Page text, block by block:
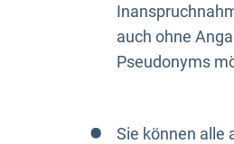
auch ohne
Pseudonyms
Sie können alle